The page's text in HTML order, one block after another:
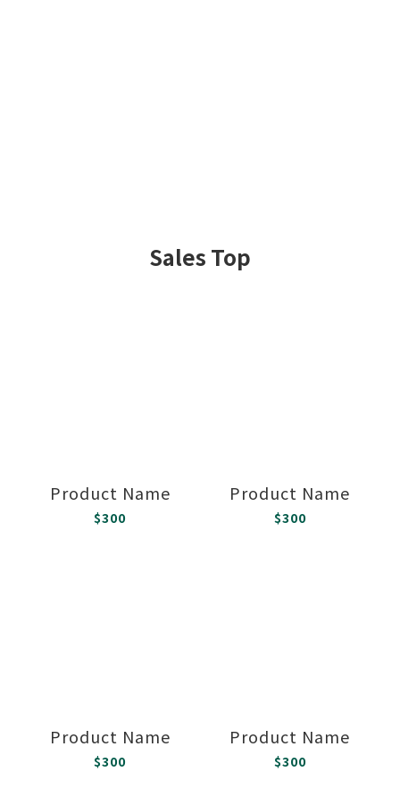
Sales Top
Product Name
$300
Product Name
$300
Product Name
$300
Product Name
$300